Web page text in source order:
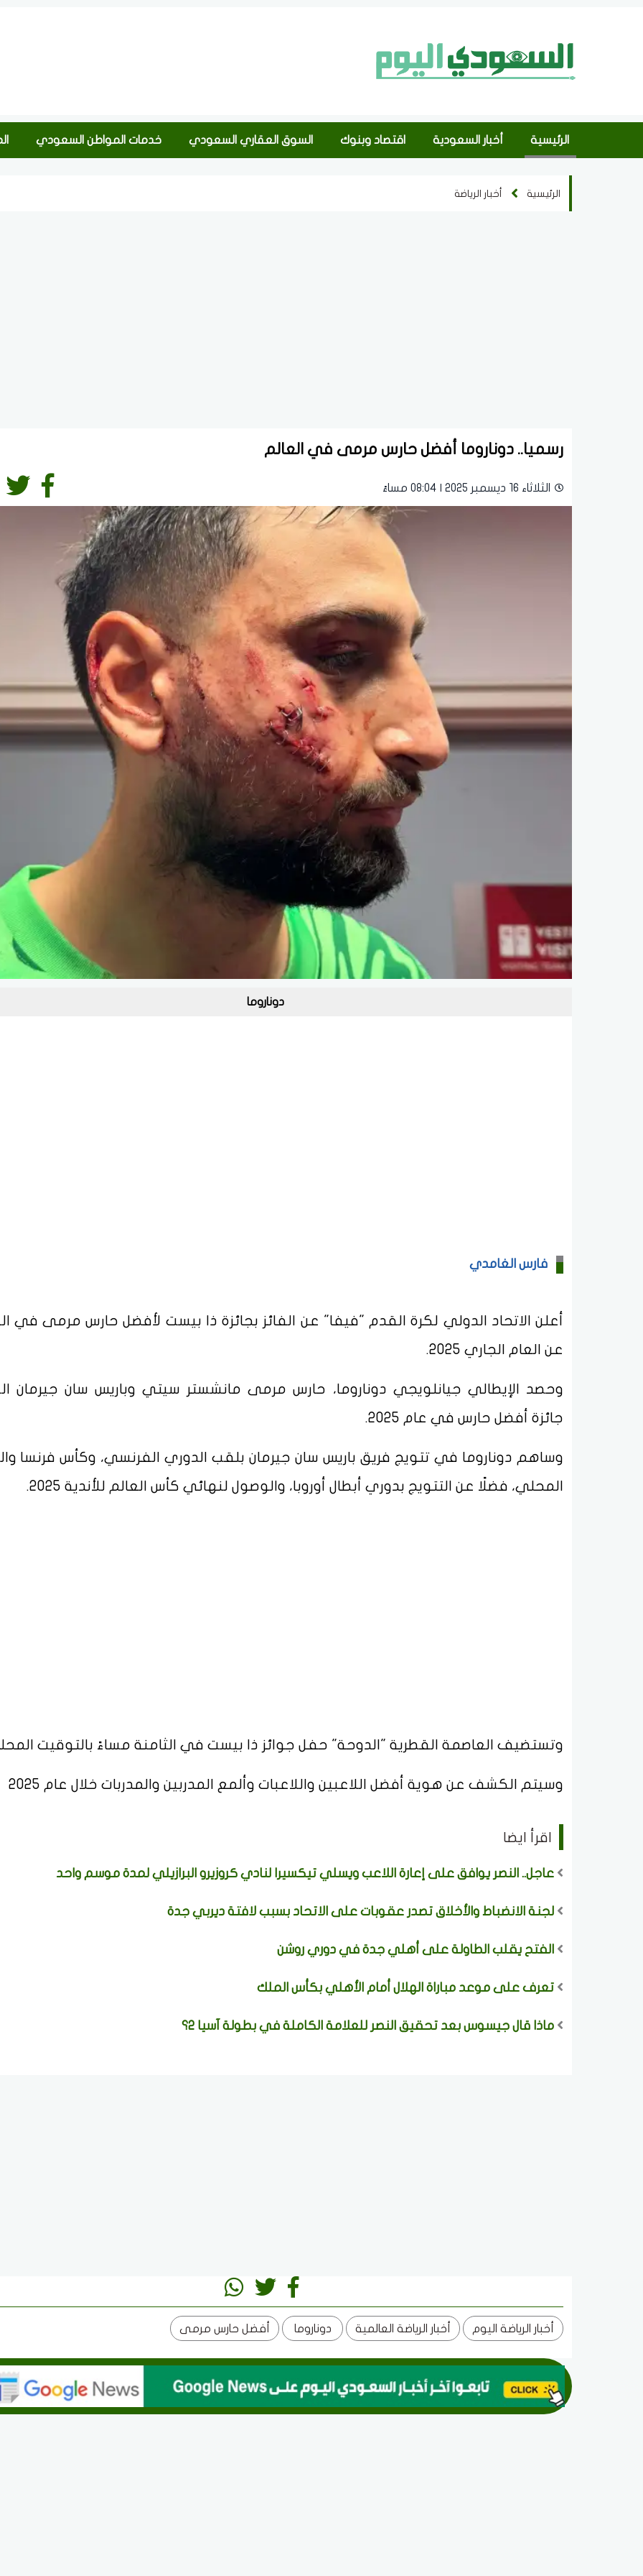
الرئيسية أخبار السعودية اقتصاد وبنوك السوق العقاري السعودي خدمات المواطن السعودي
الرئيسية أخبار الرياضة
رسميا.. دوناروما أفضل حارس مرمى في العالم
الثلاثاء 16 ديسمبر 2025 | 08:04 مساءً
دوناروما
فارس الغامدي
أعلن الاتحاد الدولي لكرة القدم "فيفا" عن الفائز بجائزة ذا بيست لأفضل حارس مرمى في
عن العام الجاري 2025.
وحصد الإيطالي جيانلويجي دوناروما، حارس مرمى مانشستر سيتي وباريس سان جيرمان
جائزة أفضل حارس في عام 2025.
وساهم دوناروما في تتويج فريق باريس سان جيرمان بلقب الدوري الفرنسي، وكأس فرنسا
المحلي، فضلًا عن التتويج بدوري أبطال أوروبا، والوصول لنهائي كأس العالم للأندية 2025.
وتستضيف العاصمة القطرية "الدوحة" حفل جوائز ذا بيست في الثامنة مساءً بالتوقيت
وسيتم الكشف عن هوية أفضل اللاعبين واللاعبات وألمع المدربين والمدربات خلال عام 2025
اقرأ ايضا
عاجل.. النصر يوافق على إعارة اللاعب ويسلي تيكسيرا لنادي كروزيرو البرازيلي لمدة موسم واحد
لجنة الانضباط والأخلاق تصدر عقوبات على الاتحاد بسبب لافتة ديربي جدة
الفتح يقلب الطاولة على أهلي جدة في دوري روشن
تعرف على موعد مباراة الهلال أمام الأهلي بكأس الملك
ماذا قال جيسوس بعد تحقيق النصر للعلامة الكاملة في بطولة آسيا 2؟
أخبار الرياضة اليوم أخبار الرياضة العالمية دوناروما أفضل حارس مرمى